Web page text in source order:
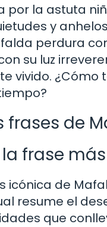
por la astuta
y
perdura
su luz
vivido. ¿Cómo
frases de
la frase
icónica de
resume el
que